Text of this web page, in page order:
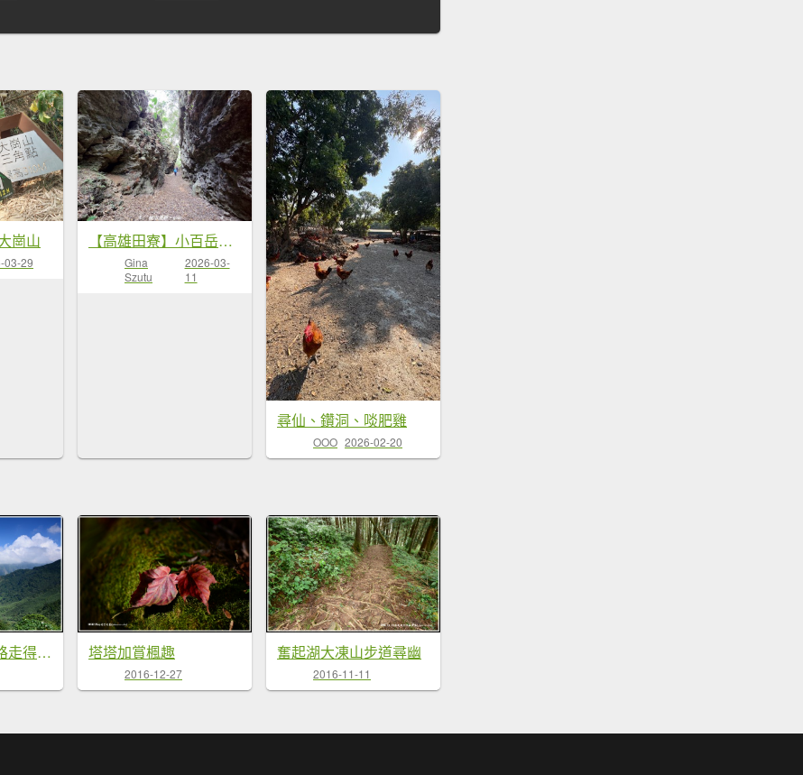
崗山
03-29
【高雄田寮】小百岳大崗山x大崗山磐龍峽谷步道
Gina
Szutu
2026-03-
11
尋仙、鑽洞、啖肥雞
OOO 2026-02-20
20181016十字路走得恩亞納O形環線 塔塔加賞楓趣
2016-12-27
奮起湖大凍山步道尋幽
2016-11-11